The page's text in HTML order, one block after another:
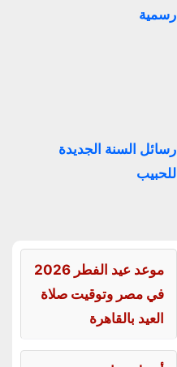
رسمية
رسائل السنة الجديدة
للحبيب
موعد عيد الفطر 2026
في مصر وتوقيت صلاة
العيد بالقاهرة